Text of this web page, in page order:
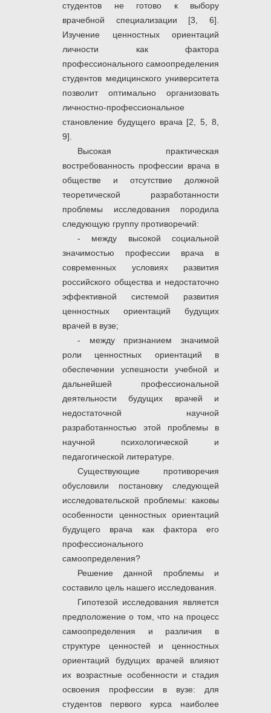
студентов не готово к выбору
врачебной специализации [3, 6].
Изучение ценностных ориентаций
личности как фактора
профессионального самоопределения
студентов медицинского университета
позволит оптимально организовать
личностно-профессиональное
становление будущего врача [2, 5, 8,
9].
Высокая практическая
востребованность профессии врача в
обществе и отсутствие должной
теоретической разработанности
проблемы исследования породила
следующую группу противоречий:
- между высокой социальной
значимостью профессии врача в
современных условиях развития
российского общества и недостаточно
эффективной системой развития
ценностных ориентаций будущих
врачей в вузе;
- между признанием значимой
роли ценностных ориентаций в
обеспечении успешности учебной и
дальнейшей профессиональной
деятельности будущих врачей и
недостаточной научной
разработанностью этой проблемы в
научной психологической и
педагогической литературе.
Существующие противоречия
обусловили постановку следующей
исследовательской проблемы: каковы
особенности ценностных ориентаций
будущего врача как фактора его
профессионального
самоопределения?
Решение данной проблемы и
составило цель нашего исследования.
Гипотезой исследования является
предположение о том, что на процесс
самоопределения и различия в
структуре ценностей и ценностных
ориентаций будущих врачей влияют
их возрастные особенности и стадия
освоения профессии в вузе: для
студентов первого курса наиболее